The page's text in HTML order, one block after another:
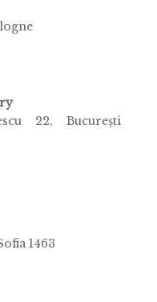
22, București
1463